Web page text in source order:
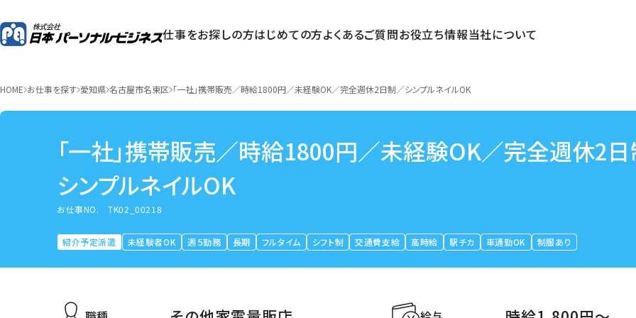
仕事をお探しの方はじめての方よくあるご質問お役立ち情報当社について
HOME お仕事を探す 愛知県 名古屋市名東区 「一社」携帯販売／時給1800円／未経験OK／完全週休2日制／シンプルネイルOK
「一社」携帯販売／時給1800円／未経験OK／完全週休2
シンプルネイルOK
お仕事NO.TK02_00218
紹介予定派遣 未経験者OK 週５勤務 長期 フルタイム シフト制 交通費支給 高時給 駅チカ 車通勤OK 制服あり